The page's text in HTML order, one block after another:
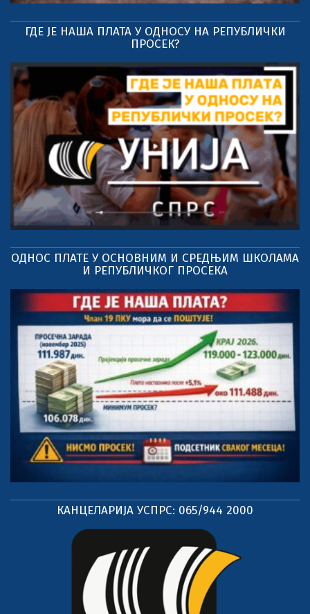
ГДЕ ЈЕ НАША ПЛАТА У ОДНОСУ НА РЕПУБЛИЧКИ
ПРОСЕК?
ОДНОС ПЛАТЕ У ОСНОВНИМ И СРЕДЊИМ ШКОЛАМА
И РЕПУБЛИЧКОГ ПРОСЕКА
КАНЦЕЛАРИЈА УСПРС: 065/944 2000